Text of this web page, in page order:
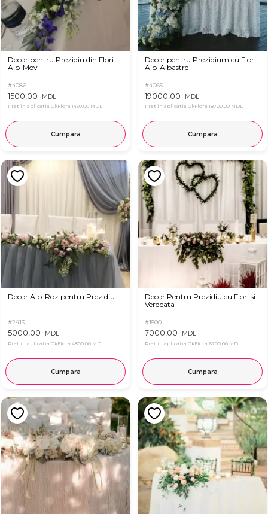
Decor pentru Prezidiu din Flori
Alb-Mov
#4086
1500,00 MDL
Pret in aplicatia OkFlora 1450,00 MDL
Cumpara
Decor pentru Prezidium cu Flori
Alb-Albastre
#4065
19000,00 MDL
Pret in aplicatia OkFlora 18700,00 MDL
Cumpara
Decor Alb-Roz pentru Prezidiu
#2413
5000,00 MDL
Pret in aplicatia OkFlora 4800,00 MDL
Cumpara
Decor Pentru Prezidiu cu Flori si
Verdeata
#1500
7000,00 MDL
Pret in aplicatia OkFlora 6700,00 MDL
Cumpara